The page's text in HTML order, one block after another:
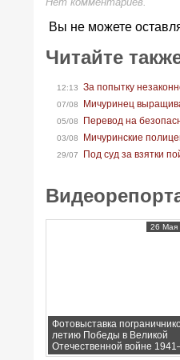
Вы не можете
Читайте
12:13 За попытку
07/08 Мичуринец
05/08 Перевод на
03/08 Мичуринские
29/07 Под суд за взятки
Фотовыставка
летию Победы в Великой
Отечественной войне
26 Мая